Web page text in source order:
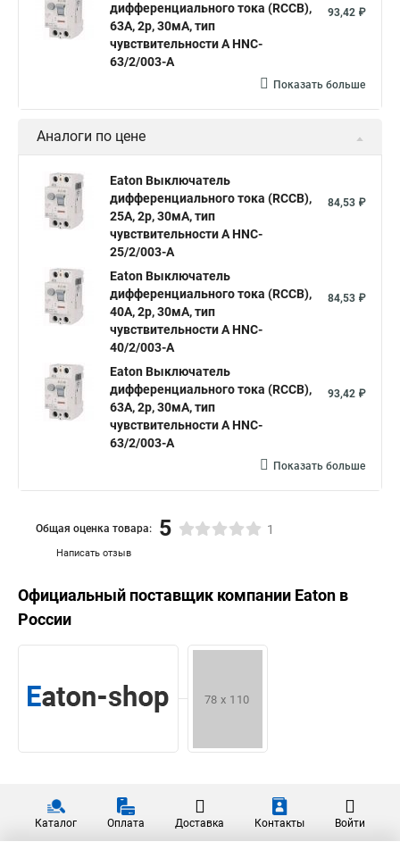
дифференциального тока (RCCB),
63A, 2p, 30мА, тип
чувствительности A HNC-
63/2/003-A
93,42 ₽
Показать больше
Аналоги по цене
Eaton Выключатель
дифференциального тока (RCCB),
25A, 2p, 30мА, тип
чувствительности A HNC-
25/2/003-A
84,53 ₽
Eaton Выключатель
дифференциального тока (RCCB),
40A, 2p, 30мА, тип
чувствительности A HNC-
40/2/003-A
84,53 ₽
Eaton Выключатель
дифференциального тока (RCCB),
63A, 2p, 30мА, тип
чувствительности A HNC-
63/2/003-A
93,42 ₽
Показать больше
Написать отзыв
Общая оценка товара: 5 1
Официальный поставщик компании Eaton в
России
Каталог Оплата Доставка Контакты Войти